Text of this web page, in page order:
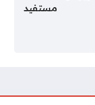
مستفيد